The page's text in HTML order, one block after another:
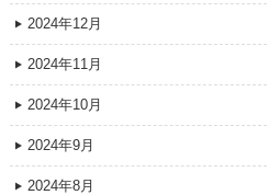
2024年12月
2024年11月
2024年10月
2024年9月
2024年8月